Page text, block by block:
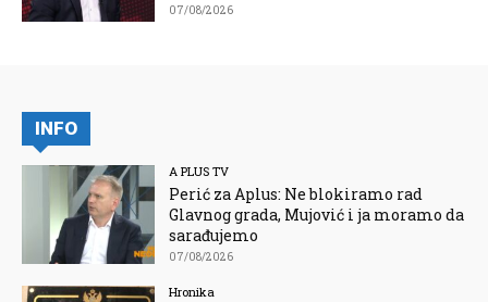
07/08/2026
INFO
A PLUS TV
Perić za Aplus: Ne blokiramo rad
Glavnog grada, Mujović i ja moramo da
sarađujemo
07/08/2026
Hronika